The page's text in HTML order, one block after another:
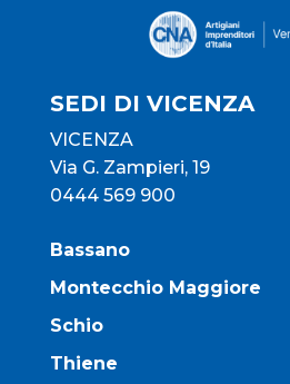
SEDI DI VICENZA
VICENZA
Via G. Zampieri, 19
0444 569 900
Bassano
Montecchio Maggiore
Schio
Thiene